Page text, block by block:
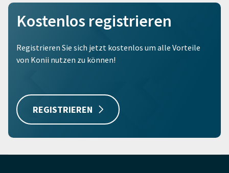
Kostenlos registrieren
Registrieren Sie sich jetzt kostenlos um alle Vorteile
von Konii nutzen zu können!
REGISTRIEREN